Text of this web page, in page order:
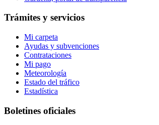
Trámites y servicios
Mi carpeta
Ayudas y subvenciones
Contrataciones
Mi pago
Meteorología
Estado del tráfico
Estadística
Boletines oficiales